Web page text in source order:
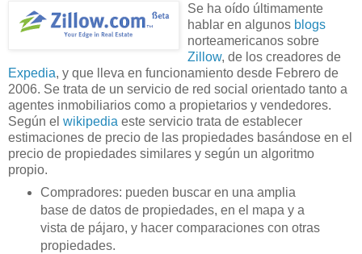
Se ha oído últimamente
hablar en algunos blogs
norteamericanos sobre
Zillow, de los creadores de
Expedia, y que lleva en funcionamiento desde Febrero de
2006. Se trata de un servicio de red social orientado tanto a
agentes inmobiliarios como a propietarios y vendedores.
Según el wikipedia este servicio trata de establecer
estimaciones de precio de las propiedades basándose en el
precio de propiedades similares y según un algoritmo
propio.
Compradores: pueden buscar en una amplia
base de datos de propiedades, en el mapa y a
vista de pájaro, y hacer comparaciones con otras
propiedades.